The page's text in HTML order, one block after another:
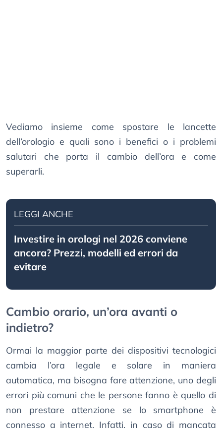
Vediamo insieme come spostare le lancette
dell’orologio e quali sono i benefici o i problemi
salutari che porta il cambio dell’ora e come
superarli.
LEGGI ANCHE
Investire in orologi nel 2026 conviene
ancora? Prezzi, modelli ed errori da
evitare
Cambio orario, un’ora avanti o
indietro?
Ormai la maggior parte dei dispositivi tecnologici
cambia l’ora legale e solare in maniera
automatica, ma bisogna fare attenzione, uno degli
errori più comuni che le persone fanno è quello di
non prestare attenzione se lo smartphone è
connesso a internet. Infatti, in caso di mancata